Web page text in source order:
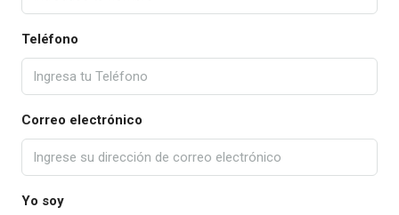
Teléfono
Correo electrónico
Yo soy